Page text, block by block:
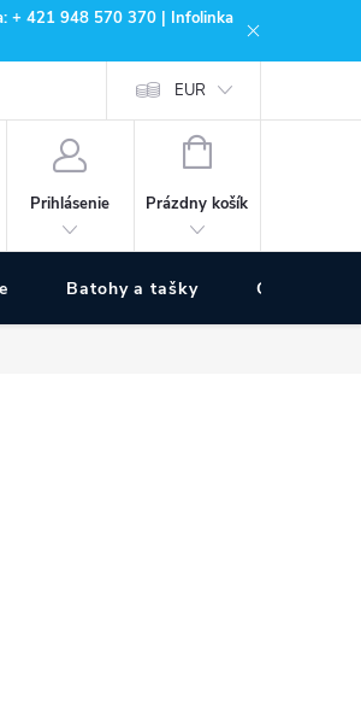
421 948 570 370 | Infolinka
EUR
Prihlásenie
NÁKUPNÝ
Prázdny košík
Batohy a tašky Outdoor